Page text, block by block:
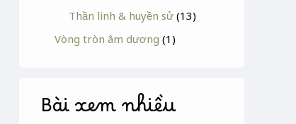
Thần linh & huyền sử (13)
Vòng tròn âm dương (1)
Bài xem nhiều